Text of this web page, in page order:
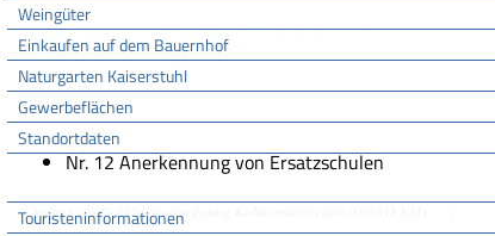
Weingüter
Einkaufen auf dem Bauernhof
Naturgarten Kaiserstuhl
Gewerbeflächen
Standortdaten
Tourismus
Touristeninformationen
§ 10 Anerkennung von Ersatzschulen
Vorschriften des Kultusministeriums und des Ministeriums Ländlicher Raum
(VVPSchG):
Nr. 12 Anerkennung von Ersatzschulen
Anlage zur Gebührenverordnung Kultusministerium (GebVO KM)
: